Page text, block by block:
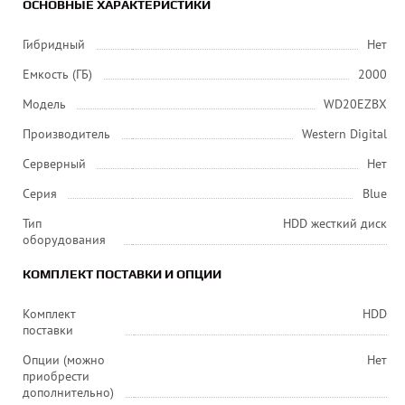
ОСНОВНЫЕ ХАРАКТЕРИСТИКИ
Гибридный
Нет
Емкость (ГБ)
2000
Модель
WD20EZBX
Производитель
Western Digital
Серверный
Нет
Серия
Blue
Тип
оборудования
HDD жесткий диск
КОМПЛЕКТ ПОСТАВКИ И ОПЦИИ
Комплект
поставки
HDD
Опции (можно
приобрести
дополнительно)
Нет